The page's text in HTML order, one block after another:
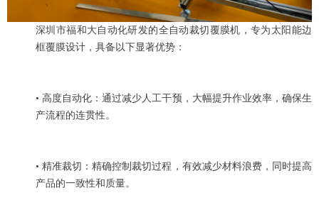
深圳市福和大自动化研发的全自动裁切覆膜机，专为太阳能边
框覆膜设计，具备以下显著优势：
• 高度自动化：通过减少人工干预，大幅提升作业效率，确保生
产流程的连贯性。
• 精准裁切：精确控制裁切过程，有效减少材料浪费，同时提高
产品的一致性和质量。